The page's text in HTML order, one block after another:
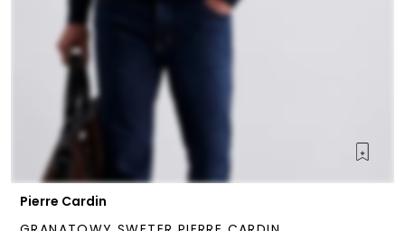
Pierre Cardin